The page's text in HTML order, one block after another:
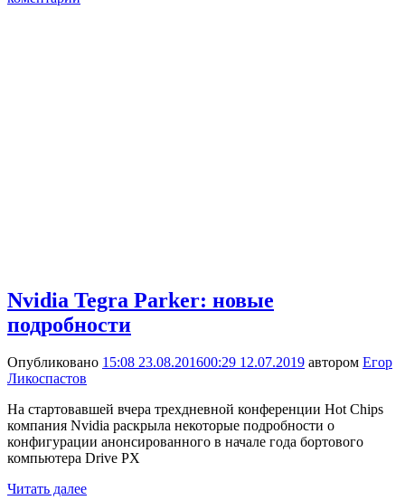
Nvidia Tegra Parker: новые
подробности
Опубликовано 15:08 23.08.201600:29 12.07.2019 автором Егор
Ликоспастов
На стартовавшей вчера трехдневной конференции Hot Chips
компания Nvidia раскрыла некоторые подробности о
конфигурации анонсированного в начале года бортового
компьютера Drive PX
Читать далее